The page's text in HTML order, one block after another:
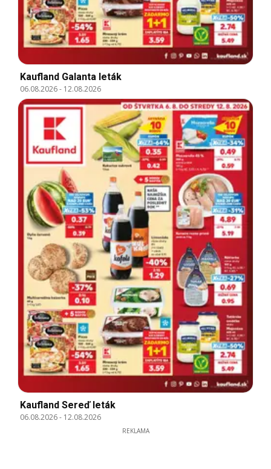
Kaufland Galanta leták
06.08.2026- 12.08.2026
Kaufland Sereď leták
06.08.2026- 12.08.2026
REKLAMA